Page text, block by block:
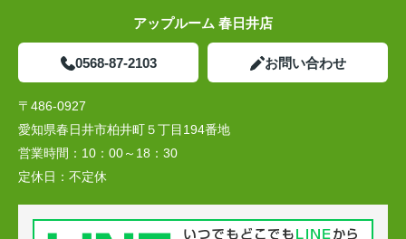
アップルーム 春日井店
0568-87-2103 お問い合わせ
〒486-0927
愛知県春日井市柏井町５丁目194番地
営業時間： 10：00～18：30
定休日： 不定休